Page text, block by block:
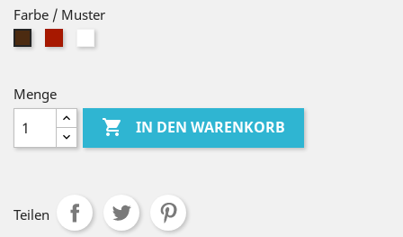
Farbe / Muster
Menge
 IN DEN WARENKORB
Teilen